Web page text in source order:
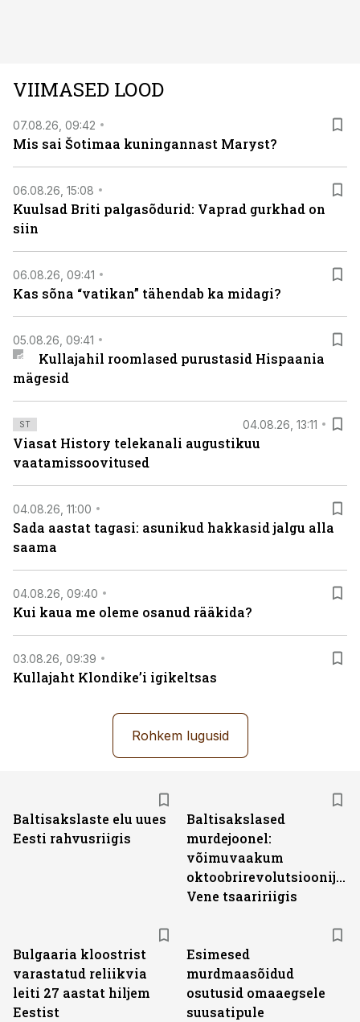
VIIMASED LOOD
07.08.26, 09:42
Mis sai Šotimaa kuningannast Maryst?
06.08.26, 15:08
Kuulsad Briti palgasõdurid: Vaprad gurkhad on
siin
06.08.26, 09:41
Kas sõna “vatikan” tähendab ka midagi?
05.08.26, 09:41
Kullajahil roomlased purustasid Hispaania
mägesid
ST 04.08.26, 13:11
Viasat History telekanali augustikuu
vaatamissoovitused
04.08.26, 11:00
Sada aastat tagasi: asunikud hakkasid jalgu alla
saama
04.08.26, 09:40
Kui kaua me oleme osanud rääkida?
03.08.26, 09:39
Kullajaht Klondike’i igikeltsas
Rohkem lugusid
Baltisakslaste elu uues
Eesti rahvusriigis
Baltisakslased
murdejoonel:
võimuvaakum
Vene tsaaririigis
Bulgaaria kloostrist
varastatud reliikvia
leiti 27 aastat hiljem
Eestist
Esimesed
murdmaasõidud
osutusid omaaegsele
suusatipule